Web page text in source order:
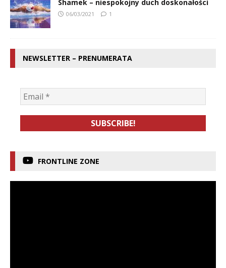
Shamek – niespokojny duch doskonałości
06/03/2021 1
NEWSLETTER – PRENUMERATA
FRONTLINE ZONE